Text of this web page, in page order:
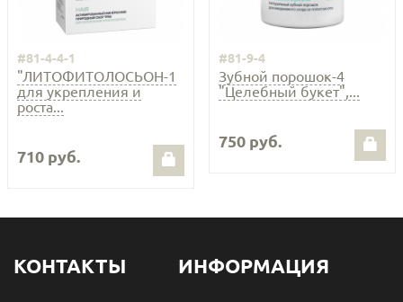
#81-4-4-1
"ЛИТОФИТОЛОСЬОН-1
для укрепления и
роста...
710 руб.
#81-9-4
Зубной порошок-4
"Целебный букет",...
750 руб.
КОНТАКТЫ ИНФОРМАЦИЯ